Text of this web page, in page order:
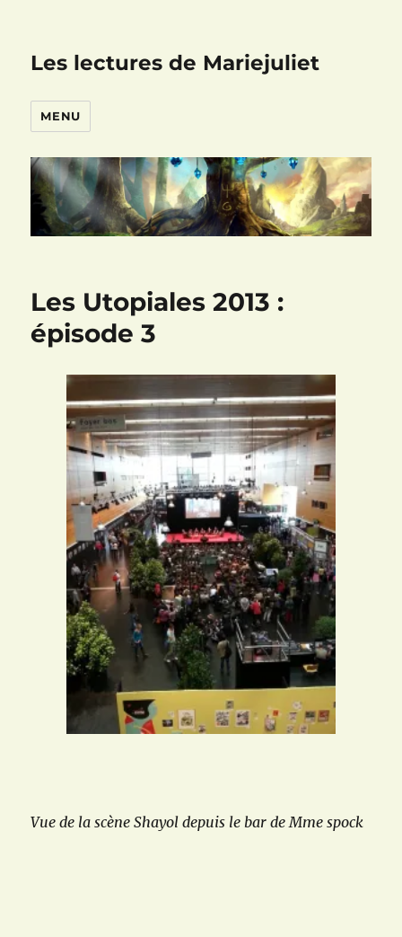
Les lectures de Mariejuliet
MENU
Les Utopiales 2013 :
épisode 3
Vue de la scène Shayol depuis le bar de Mme spock